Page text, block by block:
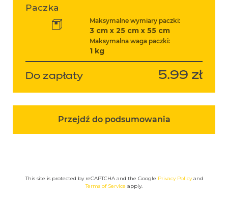
Paczka
Maksymalne wymiary paczki:
3 cm x 25 cm x 55 cm
Maksymalna waga paczki:
1 kg
Do zapłaty 5.99 zł
Przejdź do podsumowania
This site is protected by reCAPTCHA and the Google Privacy Policyand
Terms of Service apply.